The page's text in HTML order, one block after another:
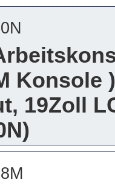
Konsole
19Zoll